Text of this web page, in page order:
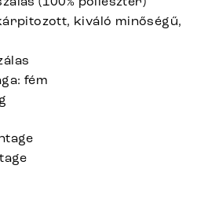
kiváló minőségű,
fém